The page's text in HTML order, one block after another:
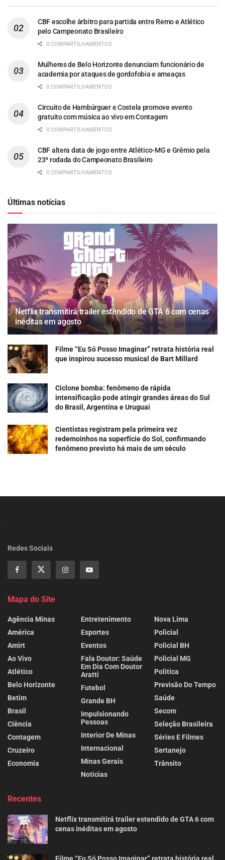
CBF escolhe árbitro para partida entre Remo e Atlético
pelo Campeonato Brasileiro
0 COMPARTILHAMENTOS
Mulheres de Belo Horizonte denunciam funcionário de
academia por ataques de gordofobia e ameaças
0 COMPARTILHAMENTOS
Circuito de Hambúrguer e Costela promove evento
gratuito com música ao vivo em Contagem
0 COMPARTILHAMENTOS
CBF altera data de jogo entre Atlético-MG e Grêmio pela
23ª rodada do Campeonato Brasileiro
0 COMPARTILHAMENTOS
Últimas notícias
Netflix transmitirá trailer estendido de GTA 6 com cenas
inéditas em agosto
Filme “Eu Só Posso Imaginar” retrata história real
que inspirou sucesso musical de Bart Millard
Ciclone bomba: fenômeno de rápida
intensificação pode atingir grandes áreas do Sul
do Brasil, Argentina e Uruguai
Cientistas registram pela primeira vez
redemoinhos na superfície do Sol, confirmando
fenômeno previsto há mais de um século
Redes Sociais
Mapa do Site
Agência Minas
América
Amirt
Ao Vivo
Atlético
Belo Horizonte
Betim
Brasil
Ciência
Contagem
Cruzeiro
Economia
Entretenimento
Esportes
Eventos
Fala Doutor: Saúde
Em Dia Com Doutor
Aratti
Futebol
Grande BH
Impulsionando
Pessoas
Interior De Minas
Internacional
Minas Gerais
Noticias
Nova Lima
Policial
Policial BH
Policial MG
Politica
Previsão Do Tempo
Saúde
Secom
Seleção Brasileira
Séries E Filmes
Sertanejo
Trânsito
Recentes
Netflix transmitirá trailer estendido de GTA 6 com
cenas inéditas em agosto
Filme “Eu Só Posso Imaginar” retrata história real